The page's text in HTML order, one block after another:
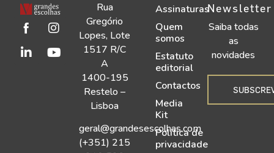
Rua
Gregório
Lopes, Lote
1517 R/C
A
1400-195
Restelo –
Lisboa
geral@grandesescolhas.com
(+351) 215
Assinaturas
Quem
somos
Estatuto
editorial
Contactos
Media
Kit
Política de
privacidade
Newsletter
Saiba todas
as
novidades